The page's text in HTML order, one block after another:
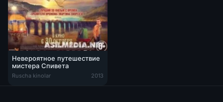
Невероятное путешествие
мистера Спивета
Ruscha kinolar 2013